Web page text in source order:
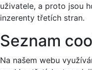
uživatele, a proto jsou
inzerenty třetích stran.
Seznam
Na našem webu